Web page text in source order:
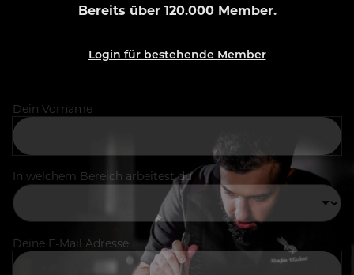
Bereits über 120.000 Member.
Login für bestehende Member
Dein Vorname
In welchem Bereich arbeitest du
Deine E-Mail Adresse